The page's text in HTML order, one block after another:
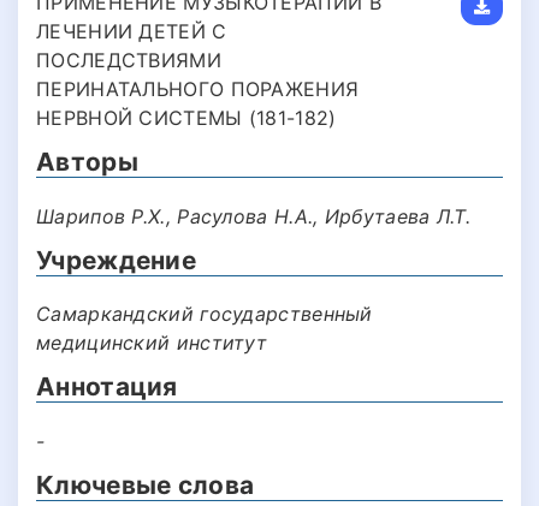
ЛЕЧЕНИИ ДЕТЕЙ С
ПОСЛЕДСТВИЯМИ
ПЕРИНАТАЛЬНОГО ПОРАЖЕНИЯ
НЕРВНОЙ СИСТЕМЫ (181-182)
Авторы
Шарипов Р.Х., Расулова Н.А., Ирбутаева Л.Т.
Учреждение
Самаркандский государственный
медицинский институт
Аннотация
-
Ключевые слова